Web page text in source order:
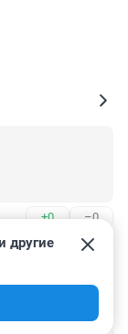
+0 –0
господа-
другие